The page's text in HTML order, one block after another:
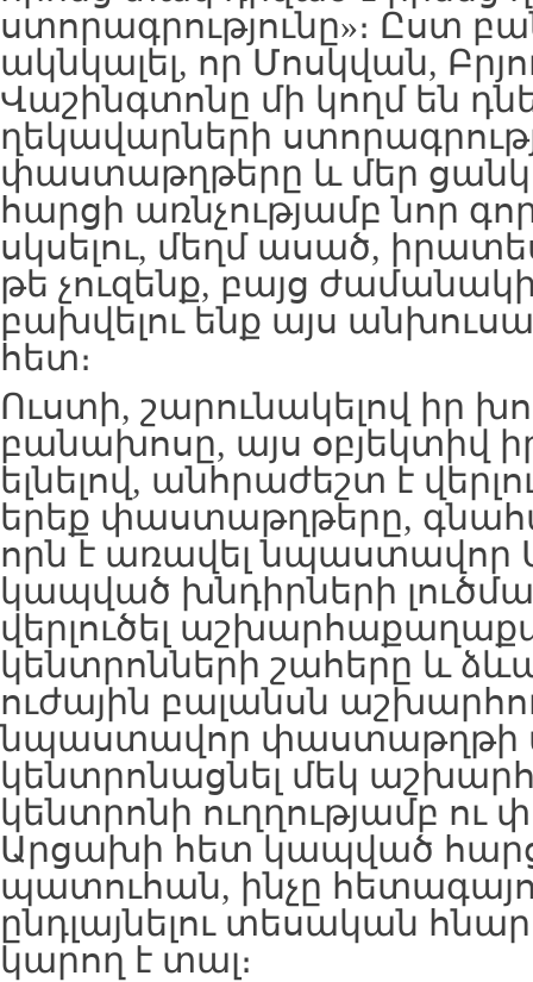
ստորագրությունը»։ Ըստ
ակնկալել, որ Մոսկվան,
Վաշինգտոնը մի կողմ են
ղեկավարների
փաստաթղթերը և մեր
հարցի առնչությամբ նոր
սկսելու, մեղմ ասած,
թե չուզենք, բայց
բախվելու ենք այս
հետ։
Ուստի, շարունակելով իր
բանախոսը, այս օբյեկտիվ
ելնելով, անհրաժեշտ է
երեք փաստաթղթերը,
որն է առավել
կապված խնդիրների
վերլուծել
կենտրոնների շահերը և
ուժային բալանսն
նպաստավոր փաստաթղթի
կենտրոնացնել մեկ
կենտրոնի ուղղությամբ ու
Արցախի հետ կապված
պատուհան, ինչը
ընդլայնելու տեսական
կարող է տալ։